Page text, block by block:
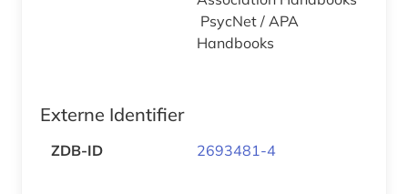
PsycNet / APA
Handbooks
Externe Identifier
ZDB-ID 2693481-4